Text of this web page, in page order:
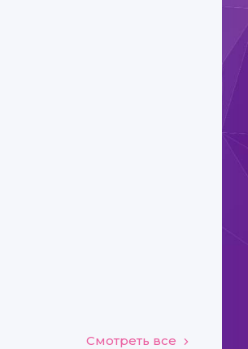
Смотреть все